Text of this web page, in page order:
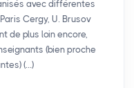
avec différentes
Cergy, U. Brusov
de plus loin encore,
(bien proche
(…)